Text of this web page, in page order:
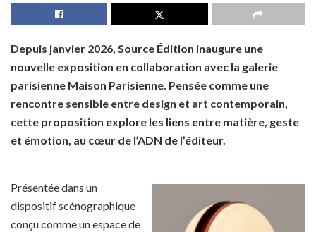
Depuis janvier 2026, Source Édition inaugure une
nouvelle exposition en collaboration avec la galerie
parisienne Maison Parisienne. Pensée comme une
rencontre sensible entre design et art contemporain,
cette proposition explore les liens entre matière, geste
et émotion, au cœur de l’ADN de l’éditeur.
Présentée dans un
dispositif scénographique
conçu comme un espace de